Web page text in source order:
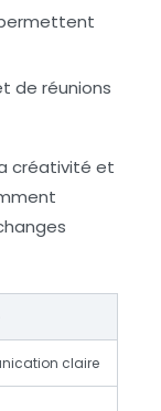
de réunions
créativité et
claire